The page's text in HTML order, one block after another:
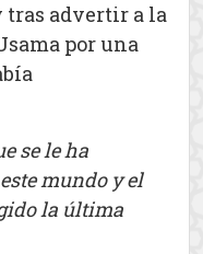
tras advertir a la
por una
se le ha
mundo y el
la última